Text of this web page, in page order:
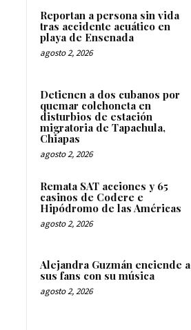
Reportan a persona sin vida
tras accidente acuático en
playa de Ensenada
agosto 2, 2026
Detienen a dos cubanos por
quemar colchoneta en
disturbios de estación
migratoria de Tapachula,
Chiapas
agosto 2, 2026
Remata SAT acciones y 65
casinos de Codere e
Hipódromo de las Américas
agosto 2, 2026
Alejandra Guzmán enciende a
sus fans con su música
agosto 2, 2026